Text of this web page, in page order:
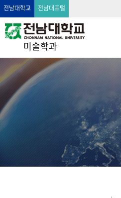
전남대학교 전남대포털
미술학과